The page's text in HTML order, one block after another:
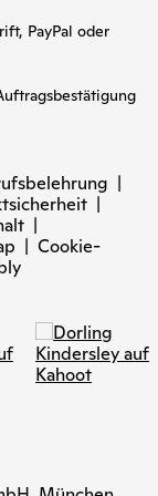
PayPal oder
|
|
|
| Cookie-